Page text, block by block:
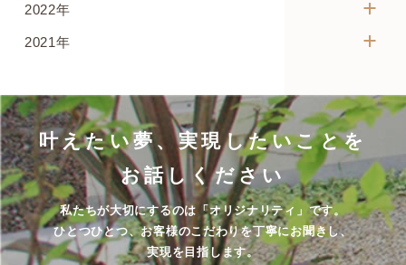
2022年
2021年
叶えたい夢、実現したいことを
お話しください
私たちが大切にするのは「オリジナリティ」です。
ひとつひとつ、お客様のこだわりを丁寧にお聞きし、
実現を目指します。